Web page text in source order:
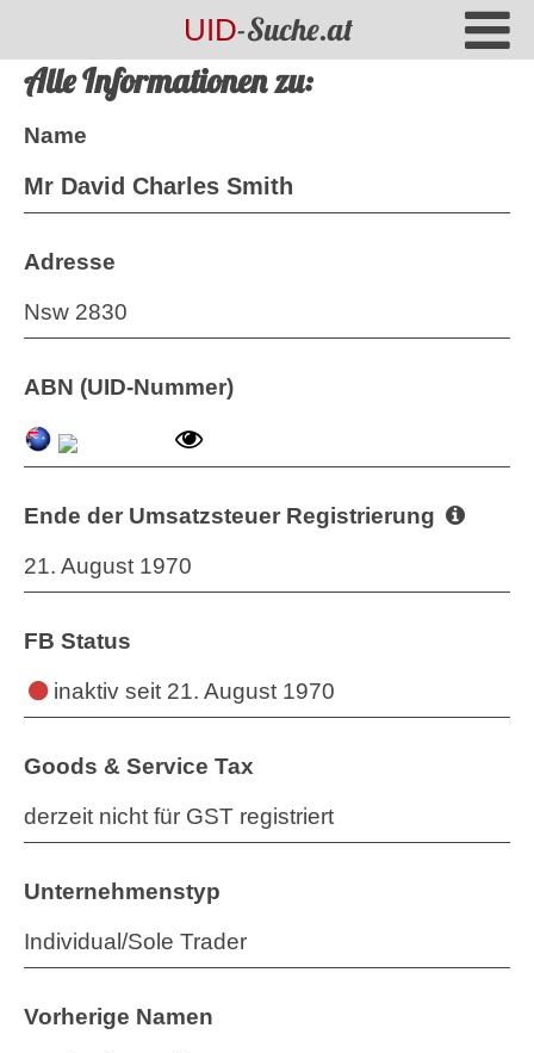
UID-Suche.at
Alle Informationen zu:
Name
Mr David Charles Smith
Adresse
Nsw 2830
ABN (UID-Nummer)
Ende der Umsatzsteuer Registrierung
21. August 1970
FB Status
inaktivseit 21. August 1970
Goods & Service Tax
derzeit nicht für GST registriert
Unternehmenstyp
Individual/Sole Trader
Vorherige Namen